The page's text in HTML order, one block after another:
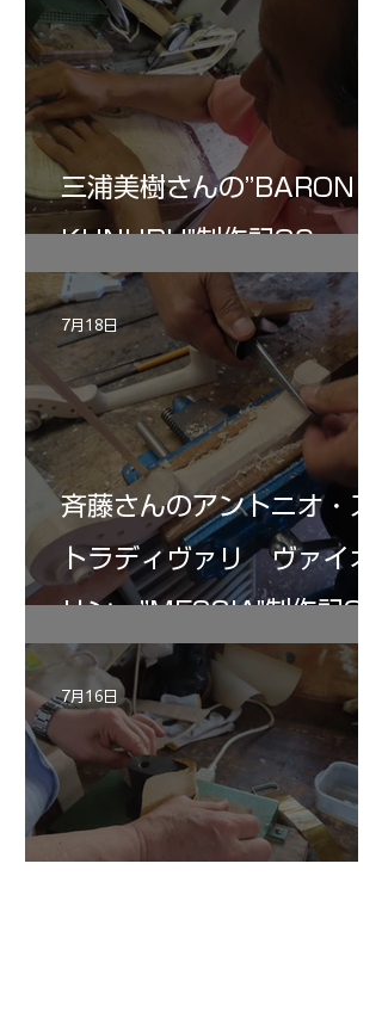
三浦美樹さんの”BARON・
KUNUPU"制作記30
斉藤さんのアントニオ・ス
トラディヴァリ ヴァイオ
リン ”MESSIA"制作記32
7月18日
7月16日